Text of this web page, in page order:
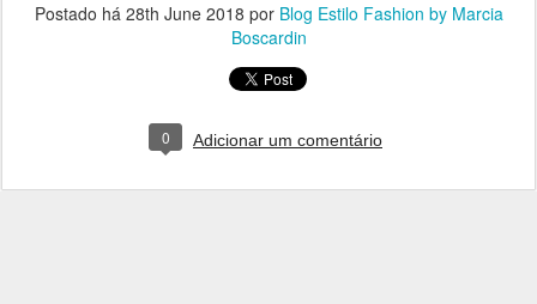
Postado há 28th June 2018 por Blog Estilo Fashion by Marcia
Boscardin
0 Adicionar um comentário